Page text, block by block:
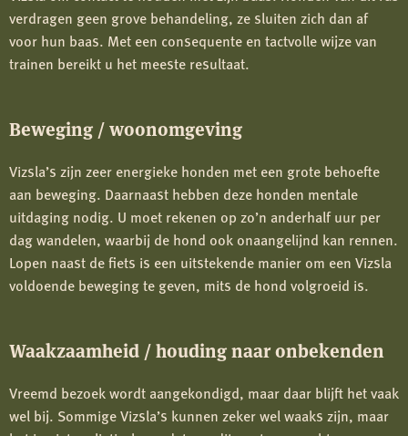
verdragen geen grove behandeling, ze sluiten zich dan af
voor hun baas. Met een consequente en tactvolle wijze van
trainen bereikt u het meeste resultaat.
Beweging / woonomgeving
Vizsla’s zijn zeer energieke honden met een grote behoefte
aan beweging. Daarnaast hebben deze honden mentale
uitdaging nodig. U moet rekenen op zo’n anderhalf uur per
dag wandelen, waarbij de hond ook onaangelijnd kan rennen.
Lopen naast de fiets is een uitstekende manier om een Vizsla
voldoende beweging te geven, mits de hond volgroeid is.
Waakzaamheid / houding naar onbekenden
Vreemd bezoek wordt aangekondigd, maar daar blijft het vaak
wel bij. Sommige Vizsla’s kunnen zeker wel waaks zijn, maar